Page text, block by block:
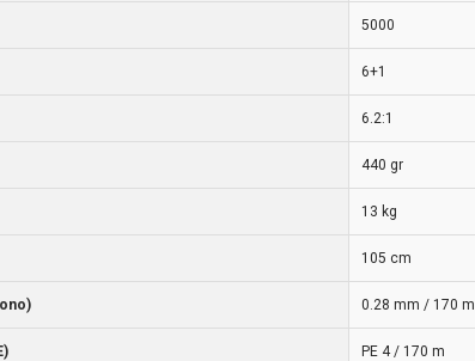
5000
6+1
6.2:1
440 gr
13 kg
105 cm
0.28 mm / 170 m
PE 4 / 170 m